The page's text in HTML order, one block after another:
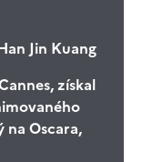
Jin Kuang
získal
Oscara,